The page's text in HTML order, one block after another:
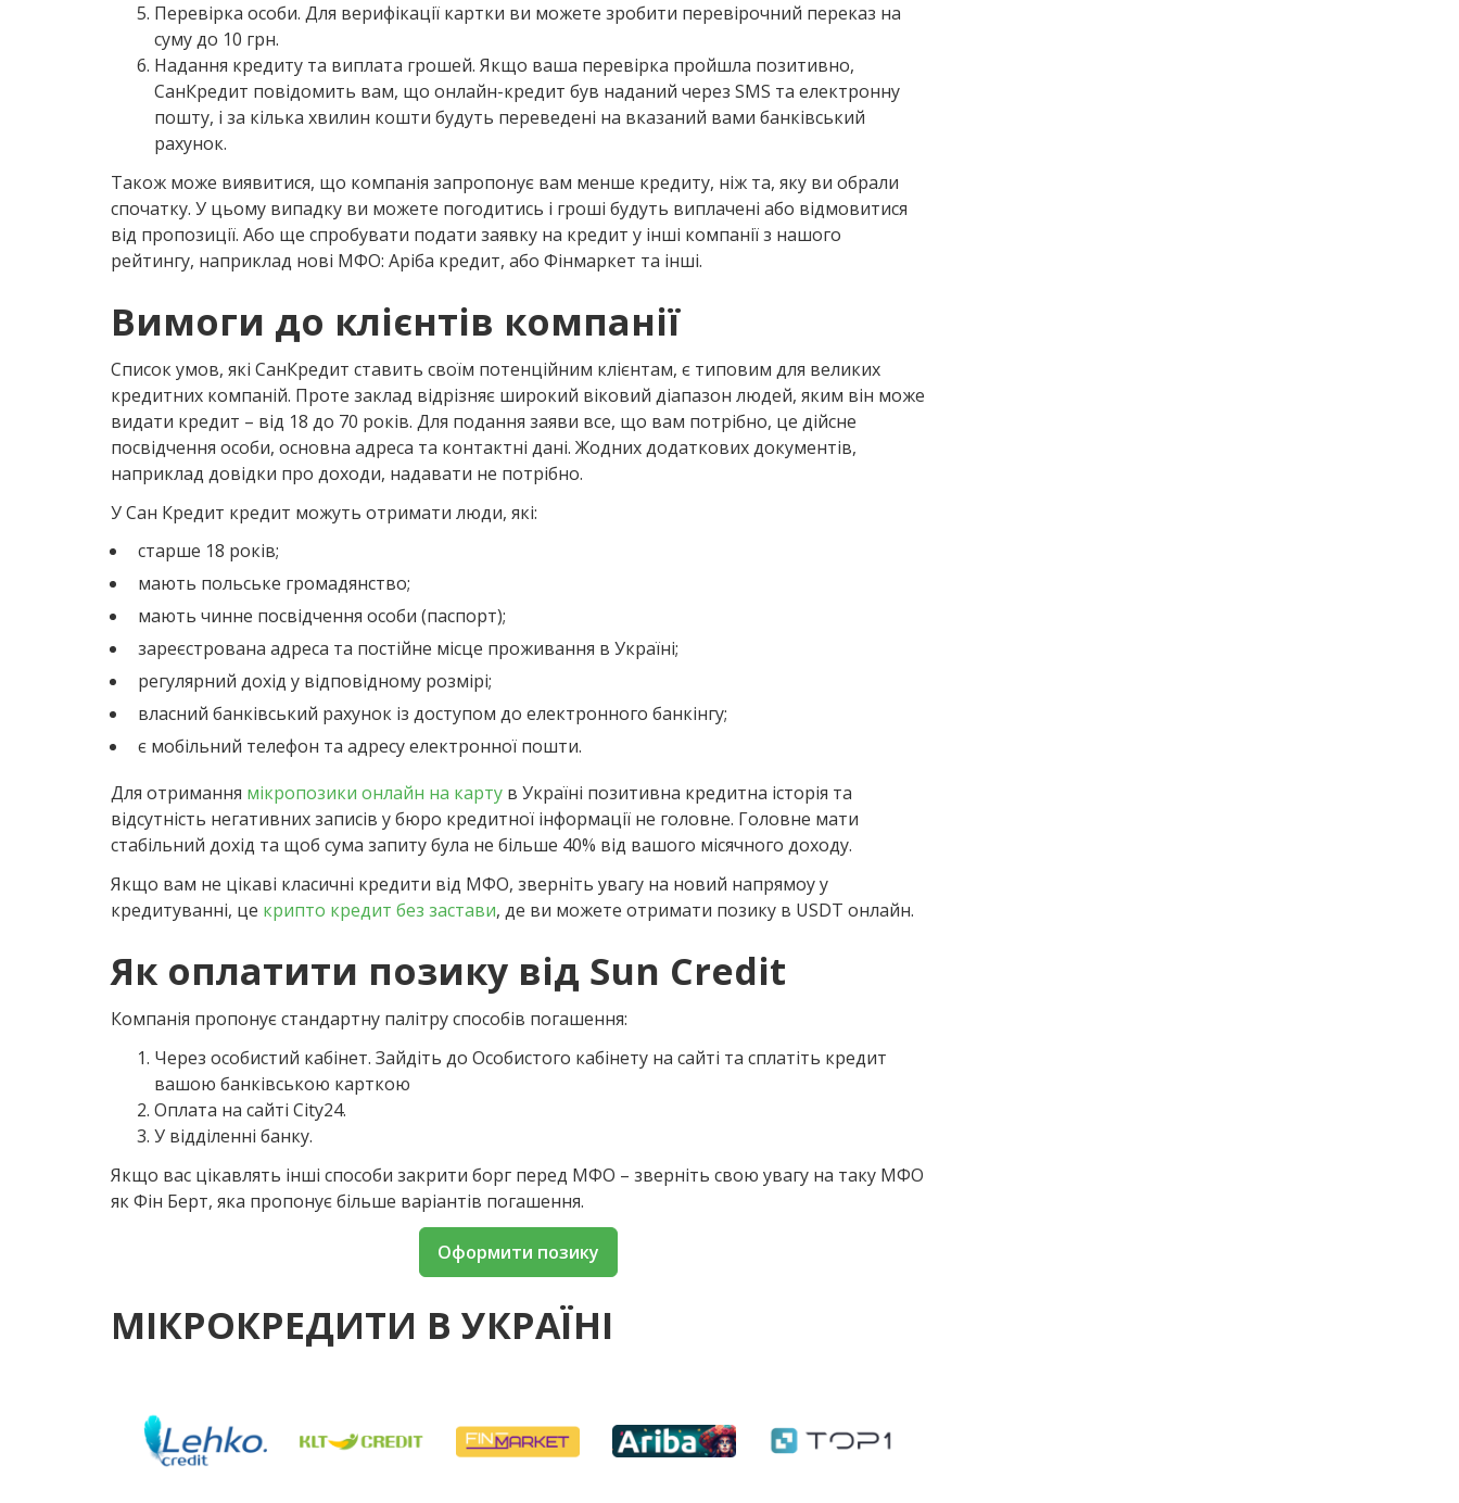
Перевірка особи. Для верифікації картки ви можете зробити перевірочний переказ на
суму до 10 грн.
Надання кредиту та виплата грошей. Якщо ваша перевірка пройшла позитивно,
СанКредит повідомить вам, що онлайн-кредит був наданий через SMS та електронну
пошту, і за кілька хвилин кошти будуть переведені на вказаний вами банківський
рахунок.
Також може виявитися, що компанія запропонує вам менше кредиту, ніж та, яку ви обрали
спочатку. У цьому випадку ви можете погодитись і гроші будуть виплачені або відмовитися
від пропозиції. Або ще спробувати подати заявку на кредит у інші компанії з нашого
рейтингу, наприклад нові МФО: Аріба кредит, або Фінмаркет та інші.
Вимоги до клієнтів компанії
Список умов, які СанКредит ставить своїм потенційним клієнтам, є типовим для великих
кредитних компаній. Проте заклад відрізняє широкий віковий діапазон людей, яким він може
видати кредит – від 18 до 70 років. Для подання заяви все, що вам потрібно, це дійсне
посвідчення особи, основна адреса та контактні дані. Жодних додаткових документів,
наприклад довідки про доходи, надавати не потрібно.
У Сан Кредит кредит можуть отримати люди, які:
старше 18 років;
мають польське громадянство;
мають чинне посвідчення особи (паспорт);
зареєстрована адреса та постійне місце проживання в Україні;
регулярний дохід у відповідному розмірі;
власний банківський рахунок із доступом до електронного банкінгу;
є мобільний телефон та адресу електронної пошти.
Для отримання мікропозики онлайн на карту в Україні позитивна кредитна історія та
відсутність негативних записів у бюро кредитної інформації не головне. Головне мати
стабільний дохід та щоб сума запиту була не більше 40% від вашого місячного доходу.
Якщо вам не цікаві класичні кредити від МФО, зверніть увагу на новий напрямоу у
кредитуванні, це крипто кредит без застави, де ви можете отримати позику в USDT онлайн.
Як оплатити позику від Sun Credit
Компанія пропонує стандартну палітру способів погашення:
Через особистий кабінет. Зайдіть до Особистого кабінету на сайті та сплатіть кредит
вашою банківською карткою
Оплата на сайті City24.
У відділенні банку.
Якщо вас цікавлять інші способи закрити борг перед МФО – зверніть свою увагу на таку МФО
як Фін Берт, яка пропонує більше варіантів погашення.
Оформити позику
МІКРОКРЕДИТИ В УКРАЇНІ